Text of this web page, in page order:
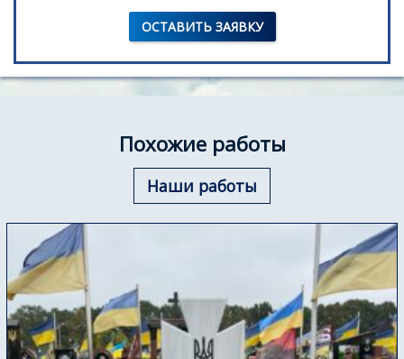
ОСТАВИТЬ ЗАЯВКУ
Похожие работы
Наши работы